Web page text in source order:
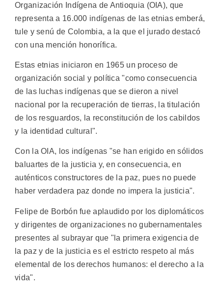
Organización Indígena de Antioquia (OIA), que
representa a 16.000 indígenas de las etnias emberá,
tule y senú de Colombia, a la que el jurado destacó
con una mención honorífica.
Estas etnias iniciaron en 1965 un proceso de
organización social y política "como consecuencia
de las luchas indígenas que se dieron a nivel
nacional por la recuperación de tierras, la titulación
de los resguardos, la reconstitución de los cabildos
y la identidad cultural".
Con la OIA, los indígenas "se han erigido en sólidos
baluartes de la justicia y, en consecuencia, en
auténticos constructores de la paz, pues no puede
haber verdadera paz donde no impera la justicia".
Felipe de Borbón fue aplaudido por los diplomáticos
y dirigentes de organizaciones no gubernamentales
presentes al subrayar que "la primera exigencia de
la paz y de la justicia es el estricto respeto al más
elemental de los derechos humanos: el derecho a la
vida".